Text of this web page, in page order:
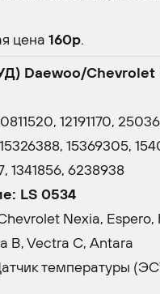
цена 160р.
Daewoo/Chevrolet
12191170,
15326388, 15369305,
1341856, 6238938
LS 0534
Nexia,
B, Vectra C, Antara
температуры